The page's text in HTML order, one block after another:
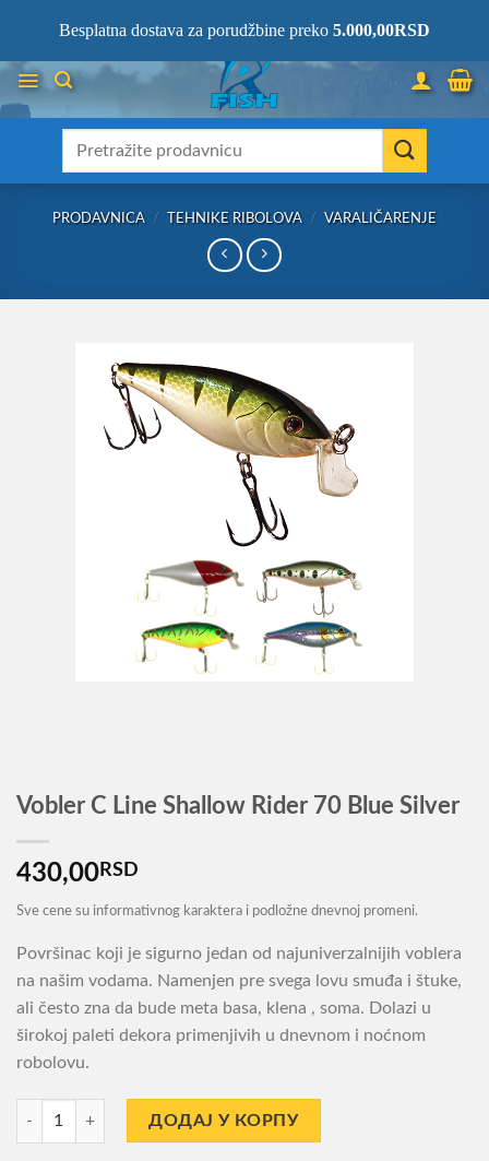
content
MESTU!
PRODAVNICA / TEHNIKE RIBOLOVA / VARALIČARENJE
Vobler C Line Shallow Rider 70 Blue Silver
430,00RSD
Sve cene su informativnog karaktera i podložne dnevnoj promeni.
Površinac koji je sigurno jedan od najuniverzalnijih voblera
na našim vodama. Namenjen pre svega lovu smuđa i štuke,
ali često zna da bude meta basa, klena , soma. Dolazi u
širokoj paleti dekora primenjivih u dnevnom i noćnom
robolovu.
Vobler C Line Shallow Rider 70 Blue Silver количина
ДОДАЈ У КОРПУ
Besplatna dostava za porudžbine preko 5.000,00RSD